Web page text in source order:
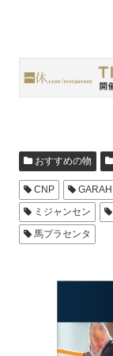
おすすめの物
CNP GARAH
ミジャンセン
馬プラセンタ